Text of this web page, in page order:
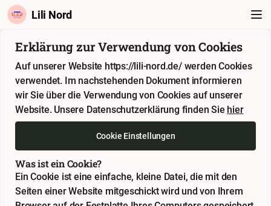
Lili Nord
Erklärung zur Verwendung von Cookies
Auf unserer Website https://lili-nord.de/ werden Cookies
verwendet. Im nachstehenden Dokument informieren
wir Sie über die Verwendung von Cookies auf unserer
Website. Unsere Datenschutzerklärung finden Sie hier
Cookie Einstellungen
Was ist ein Cookie?
Ein Cookie ist eine einfache, kleine Datei, die mit den
Seiten einer Website mitgeschickt wird und von Ihrem